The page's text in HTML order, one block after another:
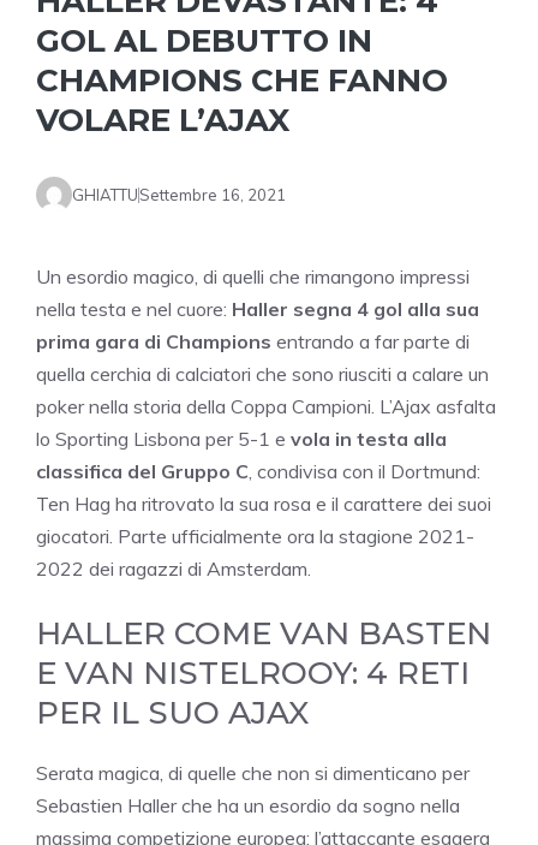
GOL AL DEBUTTO IN
CHAMPIONS CHE FANNO
VOLARE L’AJAX
GHIATTUSettembre 16, 2021
Un esordio magico, di quelli che rimangono impressi
nella testa e nel cuore: Haller segna 4 gol alla sua
prima gara di Champions entrando a far parte di
quella cerchia di calciatori che sono riusciti a calare un
poker nella storia della Coppa Campioni. L’Ajax asfalta
lo Sporting Lisbona per 5-1 e vola in testa alla
classifica del Gruppo C, condivisa con il Dortmund:
Ten Hag ha ritrovato la sua rosa e il carattere dei suoi
giocatori. Parte ufficialmente ora la stagione 2021-
2022 dei ragazzi di Amsterdam.
HALLER COME VAN BASTEN
E VAN NISTELROOY: 4 RETI
PER IL SUO AJAX
Serata magica, di quelle che non si dimenticano per
Sebastien Haller che ha un esordio da sogno nella
massima competizione europea: l’attaccante esagera